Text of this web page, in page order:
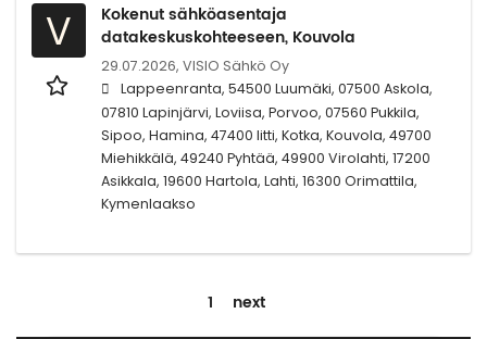
V
Kokenut sähköasentaja
datakeskuskohteeseen, Kouvola
29.07.2026, VISIO Sähkö Oy
Lappeenranta, 54500 Luumäki, 07500 Askola,
07810 Lapinjärvi, Loviisa, Porvoo, 07560 Pukkila,
Sipoo, Hamina, 47400 Iitti, Kotka, Kouvola, 49700
Miehikkälä, 49240 Pyhtää, 49900 Virolahti, 17200
Asikkala, 19600 Hartola, Lahti, 16300 Orimattila,
Kymenlaakso
1 next